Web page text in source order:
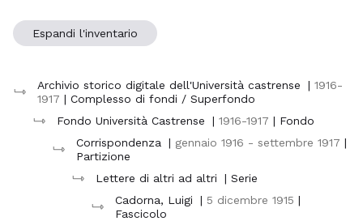
Espandi l'inventario
Archivio storico digitale dell'Università castrense | 1916-
1917 | Complesso di fondi / Superfondo
Fondo Università Castrense
| 1916-1917 | Fondo
Corrispondenza
| gennaio 1916 - settembre 1917 |
Partizione
Lettere di altri ad altri
| Serie
Cadorna, Luigi
| 5 dicembre 1915 |
Fascicolo